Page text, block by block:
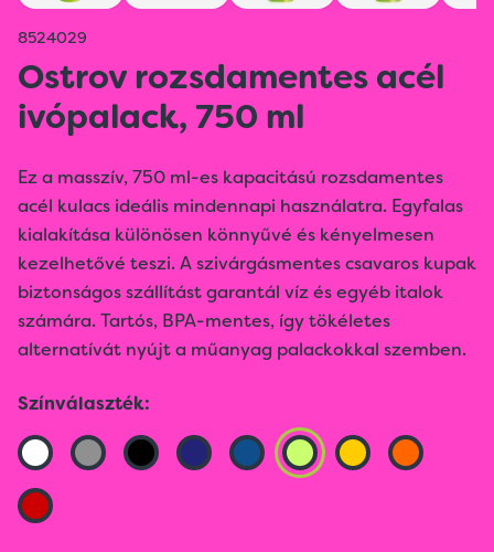
8524029
Ostrov rozsdamentes acél
ivópalack, 750 ml
Ez a masszív, 750 ml-es kapacitású rozsdamentes
acél kulacs ideális mindennapi használatra. Egyfalas
kialakítása különösen könnyűvé és kényelmesen
kezelhetővé teszi. A szivárgásmentes csavaros kupak
biztonságos szállítást garantál víz és egyéb italok
számára. Tartós, BPA-mentes, így tökéletes
alternatívát nyújt a műanyag palackokkal szemben.
Színválaszték: